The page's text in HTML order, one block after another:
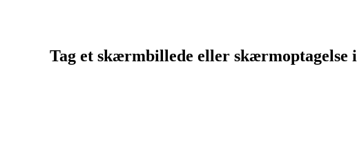
Tag et skærmbillede eller skærmoptagelse